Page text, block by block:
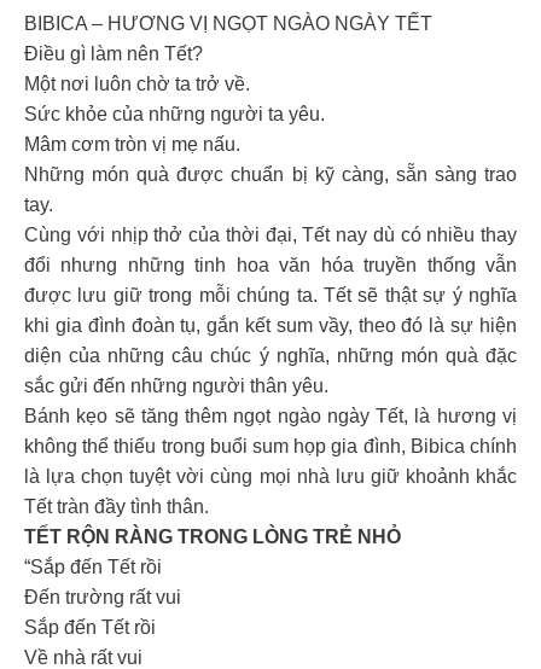
BIBICA – HƯƠNG VỊ NGỌT NGÀO NGÀY TẾT
Điều gì làm nên Tết?
Một nơi luôn chờ ta trở về.
Sức khỏe của những người ta yêu.
Mâm cơm tròn vị mẹ nấu.
Những món quà được chuẩn bị kỹ càng, sẵn sàng trao
tay.
Cùng với nhịp thở của thời đại, Tết nay dù có nhiều thay
đổi nhưng những tinh hoa văn hóa truyền thống vẫn
được lưu giữ trong mỗi chúng ta. Tết sẽ thật sự ý nghĩa
khi gia đình đoàn tụ, gắn kết sum vầy, theo đó là sự hiện
diện của những câu chúc ý nghĩa, những món quà đặc
sắc gửi đến những người thân yêu.
Bánh kẹo sẽ tăng thêm ngọt ngào ngày Tết, là hương vị
không thể thiếu trong buổi sum họp gia đình, Bibica chính
là lựa chọn tuyệt vời cùng mọi nhà lưu giữ khoảnh khắc
Tết tràn đầy tình thân.
TẾT RỘN RÀNG TRONG LÒNG TRẺ NHỎ
“Sắp đến Tết rồi
Đến trường rất vui
Sắp đến Tết rồi
Về nhà rất vui